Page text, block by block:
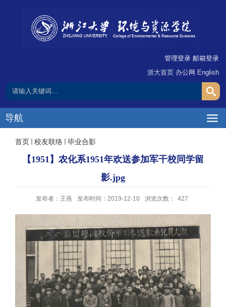
管理登录 邮箱登录
浙大首页 办公网 English
导航
首页 校友联络 毕业合影
【1951】农化系1951年欢送参加军干校同学留
影.jpg
发布者：王燕 发布时间：2019-12-10 浏览次数： 427